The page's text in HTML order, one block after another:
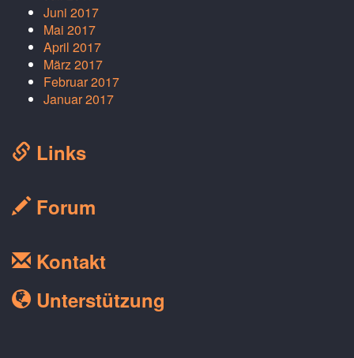
Juni 2017
Mai 2017
April 2017
März 2017
Februar 2017
Januar 2017
Links
Forum
Kontakt
Unterstützung